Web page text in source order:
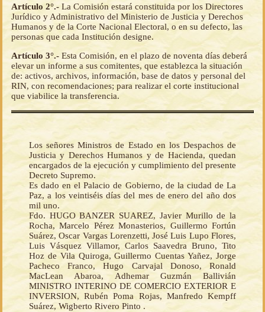
Artículo 2°.- La Comisión estará constituida por los Directores
Jurídico y Administrativo del Ministerio de Justicia y Derechos
Humanos y de la Corte Nacional Electoral, o en su defecto, las
personas que cada Institución designe.
Artículo 3°.- Esta Comisión, en el plazo de noventa días deberá
elevar un informe a sus comitentes, que establezca la situación
de: activos, archivos, información, base de datos y personal del
RIN, con recomendaciones; para realizar el corte institucional
que viabilice la transferencia.
Los señores Ministros de Estado en los Despachos de
Justicia y Derechos Humanos y de Hacienda, quedan
encargados de la ejecución y cumplimiento del presente
Decreto Supremo.
Es dado en el Palacio de Gobierno, de la ciudad de La
Paz, a los veintiséis días del mes de enero del año dos
mil uno.
Fdo. HUGO BANZER SUAREZ, Javier Murillo de la
Rocha, Marcelo Pérez Monasterios, Guillermo Fortún
Suárez, Oscar Vargas Lorenzetti, José Luis Lupo Flores,
Luis Vásquez Villamor, Carlos Saavedra Bruno, Tito
Hoz de Vila Quiroga, Guillermo Cuentas Yañez, Jorge
Pacheco Franco, Hugo Carvajal Donoso, Ronald
MacLean Abaroa, Adhemar Guzmán Ballivián
MINISTRO INTERINO DE COMERCIO EXTERIOR E
INVERSION, Rubén Poma Rojas, Manfredo Kempff
Suárez, Wigberto Rivero Pinto .